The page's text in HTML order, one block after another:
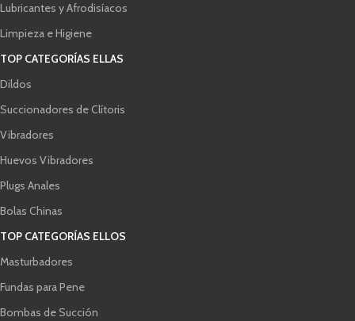
Lubricantes y Afrodisíacos
Limpieza e Higiene
TOP CATEGORÍAS ELLAS
Dildos
Succionadores de Clítoris
Vibradores
Huevos Vibradores
Plugs Anales
Bolas Chinas
TOP CATEGORÍAS ELLOS
Masturbadores
Fundas para Pene
Bombas de Succión